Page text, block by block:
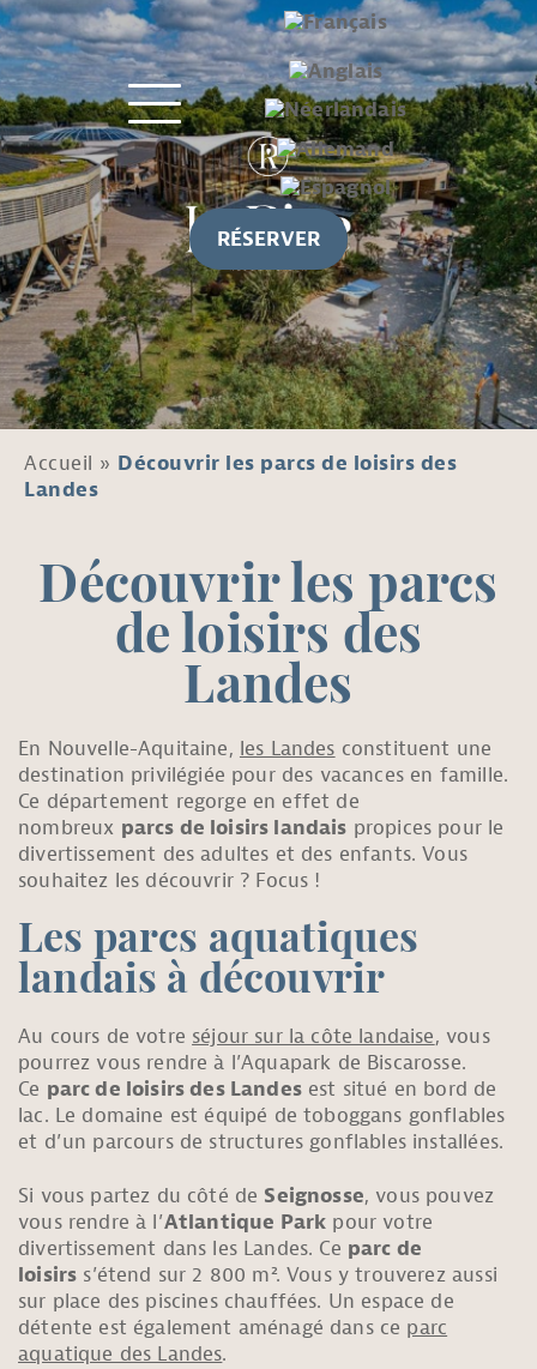
RÉSERVER
Accueil » Découvrir les parcs de loisirs des
Landes
Découvrir les parcs
de loisirs des
Landes
En Nouvelle-Aquitaine, les Landes constituent une
destination privilégiée pour des vacances en famille.
Ce département regorge en effet de
nombreux parcs de loisirs landais propices pour le
divertissement des adultes et des enfants. Vous
souhaitez les découvrir ? Focus !
Les parcs aquatiques
landais à découvrir
Au cours de votre séjour sur la côte landaise, vous
pourrez vous rendre à l’Aquapark de Biscarosse.
Ce parc de loisirs des Landesest situé en bord de
lac. Le domaine est équipé de toboggans gonflables
et d’un parcours de structures gonflables installées.
Si vous partez du côté de Seignosse, vous pouvez
vous rendre à l’Atlantique Park pour votre
divertissement dans les Landes. Ce parc de
loisirs s’étend sur 2 800 m². Vous y trouverez aussi
sur place des piscines chauffées. Un espace de
détente est également aménagé dans ce parc
aquatique des Landes.